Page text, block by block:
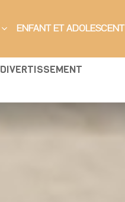
ENFANT ET ADOLESCENT
DIVERTISSEMENT